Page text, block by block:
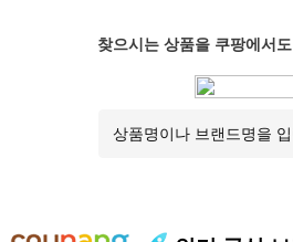
찾으시는 상품을 쿠팡에서